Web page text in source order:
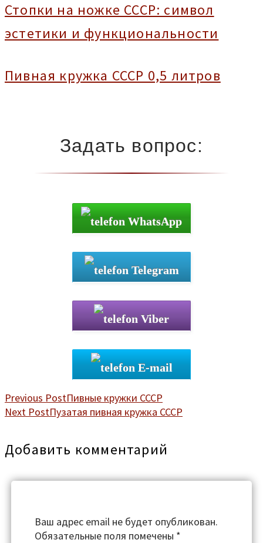
Стопки на ножке СССР: символ
эстетики и функциональности
Пивная кружка СССР 0,5 литров
Задать вопрос:
WhatsApp
Telegram
Viber
E-mail
Previous PostПивные кружки СССР
Next PostПузатая пивная кружка СССР
Добавить комментарий
Ваш адрес email не будет опубликован.
Обязательные поля помечены *